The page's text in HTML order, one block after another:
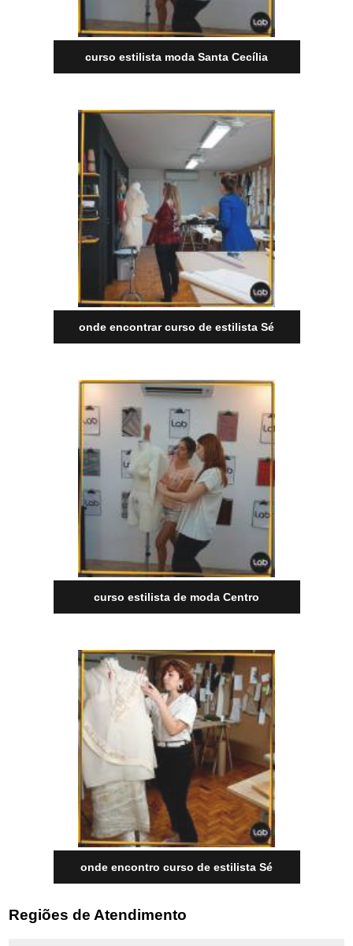
curso estilista moda Santa Cecília
onde encontrar curso de estilista Sé
curso estilista de moda Centro
onde encontro curso de estilista Sé
Regiões de Atendimento